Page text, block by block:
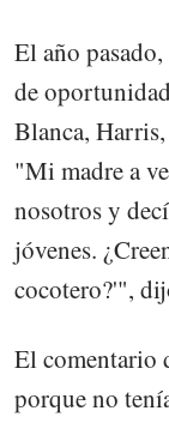
El año
de
Blanca,
"Mi madre a
nosotros y
jóvenes.
cocotero?'",
El comentario
porque no